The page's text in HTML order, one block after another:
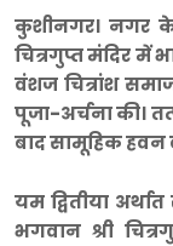
कुशीनगर। नगर के
चित्रगुप्त मंदिर में
वंशज चित्रांश
पूजा-अर्चना की।
बाद सामूहिक हवन
यम द्वितीया
भगवान श्री